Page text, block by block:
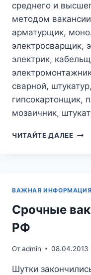
среднего и
методом
арматурщик,
электросварщик,
электрик,
сварной,
гипсокартонщик,
мозаичник,
ЧИТАЙТЕ ДАЛЕЕ
ВАЖНАЯ ИНФОРМАЦИЯ
Срочные
РФ
Отadmin 08.04.2013
Шутки